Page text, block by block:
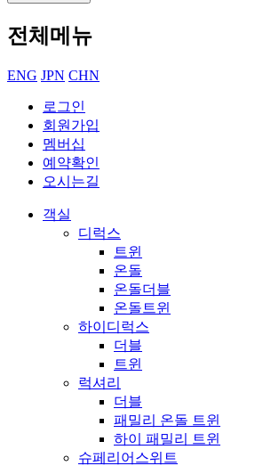
전체메뉴
ENG JPN CHN
로그인
회원가입
멤버십
예약확인
오시는길
객실
디럭스
트윈
온돌
온돌더블
온돌트윈
하이디럭스
더블
트윈
럭셔리
더블
패밀리 온돌 트윈
하이 패밀리 트윈
슈페리어스위트